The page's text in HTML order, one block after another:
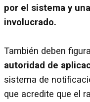
por el sistema y
involucrado.
También deben
autoridad de
sistema de
que acredite que el